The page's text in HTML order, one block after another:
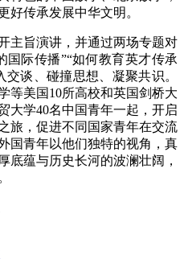
好传承发展中华文明。
主旨演讲，并通过两场专题对
国际传播”“如何教育英才传承
谈、碰撞思想、凝聚共识。
等美国10所高校和英国剑桥大
大学40名中国青年一起，开启
旅，促进不同国家青年在交流
国青年以他们独特的视角，真
底蕴与历史长河的波澜壮阔，